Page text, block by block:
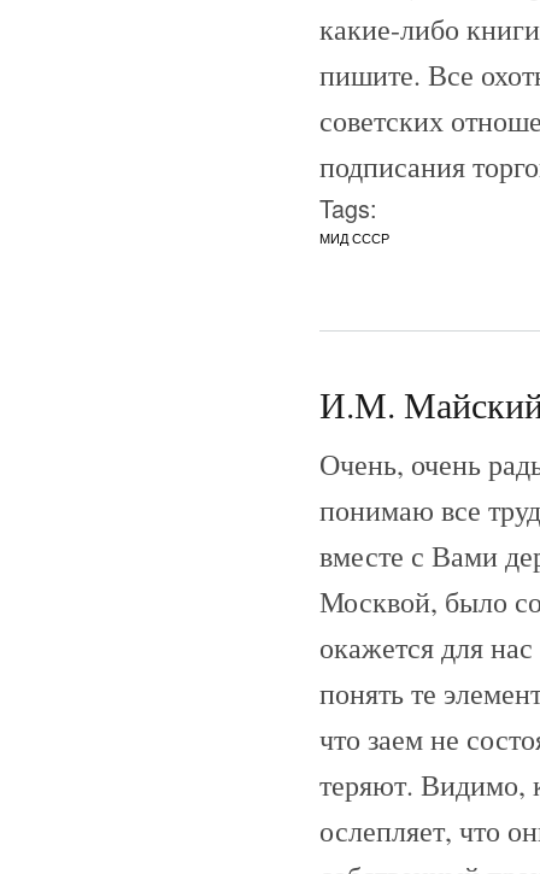
какие-либо
пишите. Все
советских
подписания
Tags:
МИД СССР
И.М. Майский
Очень, очень
понимаю все
вместе с Вами
Москвой, было
окажется для
понять те
что заем не
теряют. Видимо,
ослепляет, что